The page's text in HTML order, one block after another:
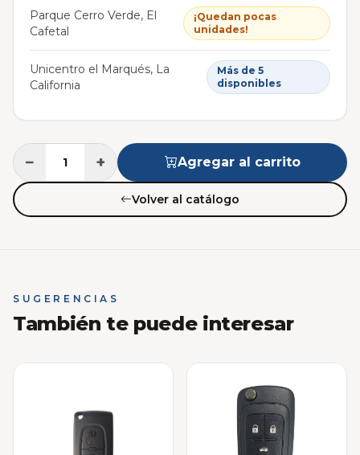
Parque Cerro Verde, El
Cafetal
¡Quedan pocas
unidades!
Unicentro el Marqués, La
California
Más de 5
disponibles
− + Agregar al carrito
Volver al catálogo
SUGERENCIAS
También te puede interesar